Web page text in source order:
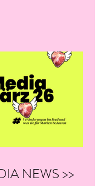
BLICK IN
MONATE
NEWS >>